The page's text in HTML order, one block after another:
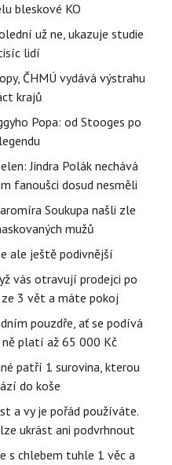
bleskové KO
už ne, ukazuje studie
lidí
ČHMÚ vydává výstrahu
krajů
Popa: od Stooges po
Jindra Polák nechává
fanoušci dosud nesměli
Soukupa našli zle
mužů
ale ještě podivnější
vás otravují prodejci po
3 vět a máte pokoj
pouzdře, ať se podívá
ně platí až 65 000 Kč
patří 1 surovina, kterou
do koše
a vy je pořád používáte.
ukrást ani podvrhnout
s chlebem tuhle 1 věc a